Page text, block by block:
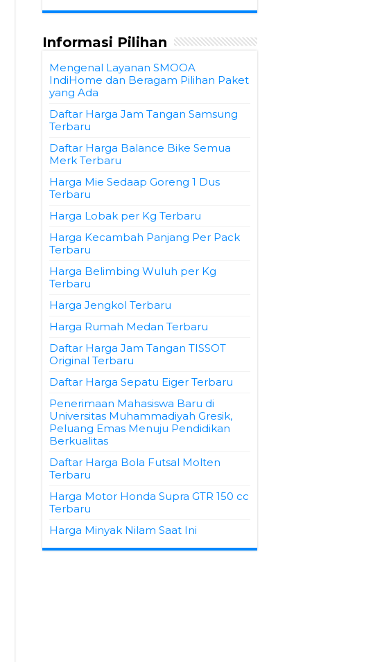
Informasi Pilihan
Mengenal Layanan SMOOA
IndiHome dan Beragam Pilihan Paket
yang Ada
Daftar Harga Jam Tangan Samsung
Terbaru
Daftar Harga Balance Bike Semua
Merk Terbaru
Harga Mie Sedaap Goreng 1 Dus
Terbaru
Harga Lobak per Kg Terbaru
Harga Kecambah Panjang Per Pack
Terbaru
Harga Belimbing Wuluh per Kg
Terbaru
Harga Jengkol Terbaru
Harga Rumah Medan Terbaru
Daftar Harga Jam Tangan TISSOT
Original Terbaru
Daftar Harga Sepatu Eiger Terbaru
Penerimaan Mahasiswa Baru di
Universitas Muhammadiyah Gresik,
Peluang Emas Menuju Pendidikan
Berkualitas
Daftar Harga Bola Futsal Molten
Terbaru
Harga Motor Honda Supra GTR 150 cc
Terbaru
Harga Minyak Nilam Saat Ini